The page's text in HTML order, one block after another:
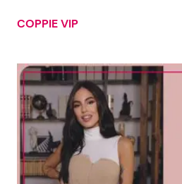
COPPIE VIP